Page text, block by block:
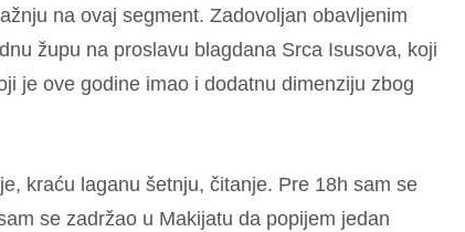
na ovaj segment. Zadovoljan obavljenim
župu na proslavu blagdana Srca Isusova, koji
je ove godine imao i dodatnu dimenziju zbog
kraću laganu šetnju, čitanje. Pre 18h sam se
se zadržao u Makijatu da popijem jedan